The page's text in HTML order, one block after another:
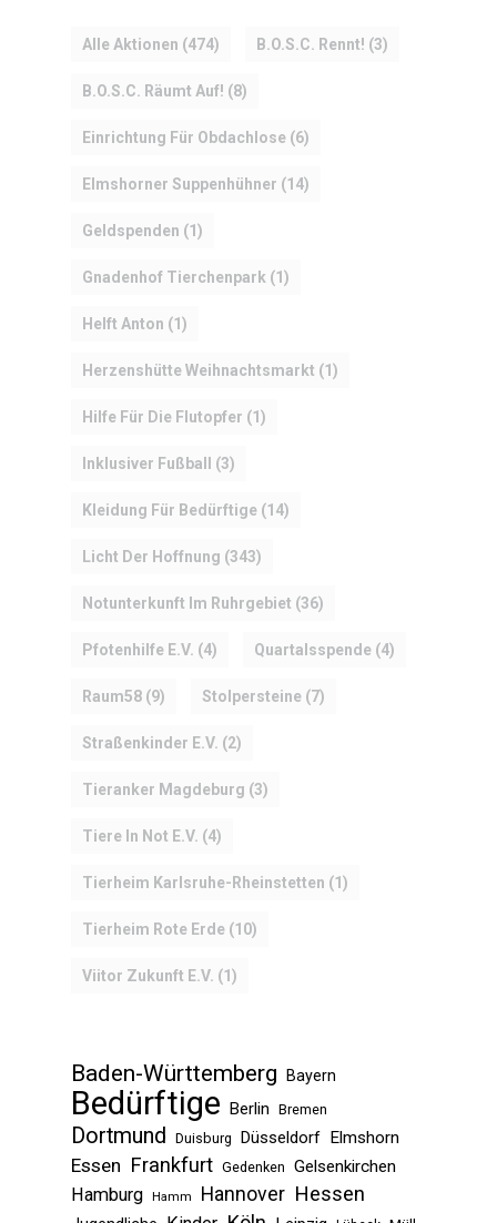
Alle Aktionen (474) B.O.S.C. Rennt! (3)
B.O.S.C. Räumt Auf! (8)
Einrichtung Für Obdachlose (6)
Elmshorner Suppenhühner (14)
Geldspenden (1)
Gnadenhof Tierchenpark (1)
Helft Anton (1)
Herzenshütte Weihnachtsmarkt (1)
Hilfe Für Die Flutopfer (1)
Inklusiver Fußball (3)
Kleidung Für Bedürftige (14)
Licht Der Hoffnung (343)
Notunterkunft Im Ruhrgebiet (36)
Pfotenhilfe E.V. (4) Quartalsspende (4)
Raum58 (9) Stolpersteine (7)
Straßenkinder E.V. (2)
Tieranker Magdeburg (3)
Tiere In Not E.V. (4)
Tierheim Karlsruhe-Rheinstetten (1)
Tierheim Rote Erde (10)
Viitor Zukunft E.V. (1)
Baden-Württemberg Bayern
Bedürftige Berlin Bremen
Dortmund Duisburg Düsseldorf Elmshorn
Essen Frankfurt Gedenken Gelsenkirchen
Hamburg Hamm Hannover Hessen
CLUB
TEAM
SHOP